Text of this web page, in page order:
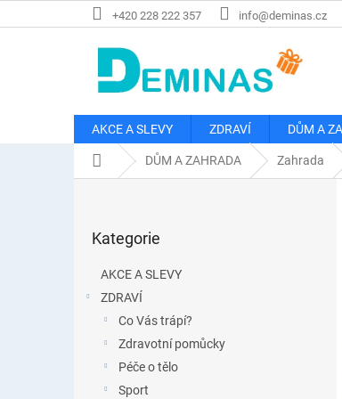
na
+420 228 222 357 info@deminas.cz
AKCE A SLEVY ZDRAVÍ DŮM A
Domů DŮM A ZAHRADA Zahrada
kategorie
Kategorie
AKCE A SLEVY
ZDRAVÍ
Co Vás trápí?
Zdravotní pomůcky
Péče o tělo
Sport